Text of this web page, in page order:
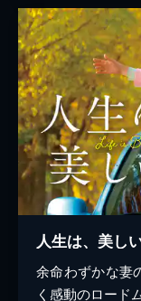
人生は、美し
余命わずかな妻
く感動のロード